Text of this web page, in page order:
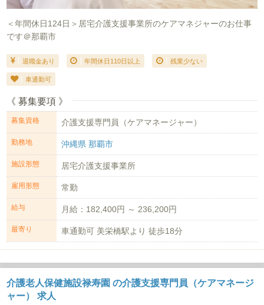
＜年間休日124日＞居宅介護支援事業所のケアマネジャーのお仕事
です＠那覇市
退職金あり 年間休日110日以上 残業少ない
車通勤可
《 募集要項 》
募集資格 介護支援専門員（ケアマネージャー）
勤務地 沖縄県 那覇市
施設形態 居宅介護支援事業所
雇用形態 常勤
給与 月給：182,400円 ～ 236,200円
最寄り 車通勤可 美栄橋駅より 徒歩18分
介護老人保健施設禄寿園 の介護支援専門員（ケアマネージ
ャー） 求人